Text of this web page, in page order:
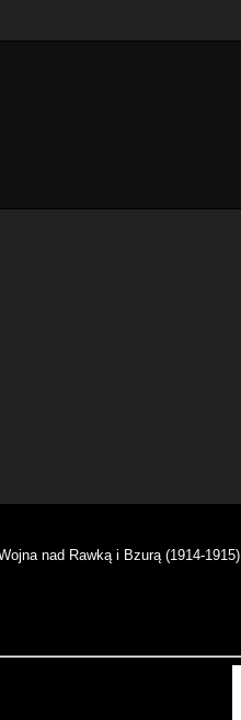
nad Rawką i Bzurą (1914-1915)